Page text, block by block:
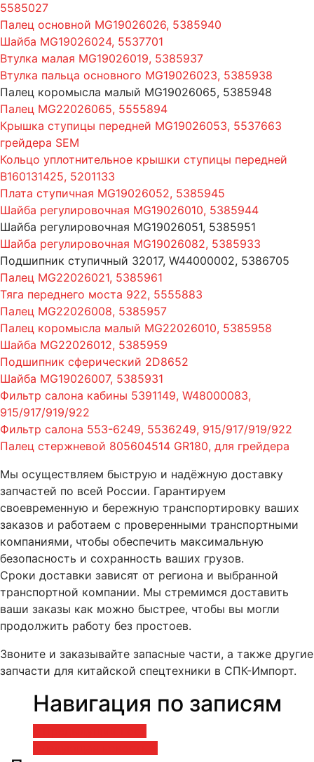
5585027
Палец основной MG19026026, 5385940
Шайба MG19026024, 5537701
Втулка малая MG19026019, 5385937
Втулка пальца основного MG19026023, 5385938
Палец коромысла малый MG19026065, 5385948
Палец MG22026065, 5555894
Крышка ступицы передней MG19026053, 5537663
грейдера SEM
Кольцо уплотнительное крышки ступицы передней
B160131425, 5201133
Плата ступичная MG19026052, 5385945
Шайба регулировочная MG19026010, 5385944
Шайба регулировочная MG19026051, 5385951
Шайба регулировочная MG19026082, 5385933
Подшипник ступичный 32017, W44000002, 5386705
Палец MG22026021, 5385961
Тяга переднего моста 922, 5555883
Палец MG22026008, 5385957
Палец коромысла малый MG22026010, 5385958
Шайба MG22026012, 5385959
Подшипник сферический 2D8652
Шайба MG19026007, 5385931
Фильтр салона кабины 5391149, W48000083,
915/917/919/922
Фильтр салона 553-6249, 5536249, 915/917/919/922
Палец стержневой 805604514 GR180, для грейдера
Мы осуществляем быструю и надёжную доставку
запчастей по всей России. Гарантируем
своевременную и бережную транспортировку ваших
заказов и работаем с проверенными транспортными
компаниями, чтобы обеспечить максимальную
безопасность и сохранность ваших грузов.
Сроки доставки зависят от региона и выбранной
транспортной компании. Мы стремимся доставить
ваши заказы как можно быстрее, чтобы вы могли
продолжить работу без простоев.
Звоните и заказывайте запасные части, а также другие
запчасти для китайской спецтехники в СПК-Импорт.
Навигация по записям